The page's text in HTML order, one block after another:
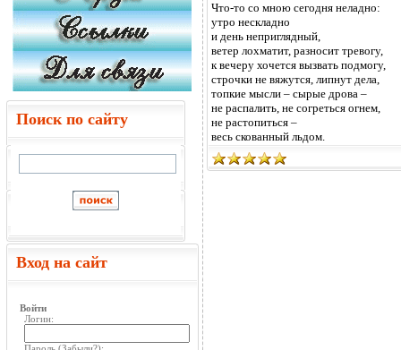
Поиск по сайту
Вход на сайт
Войти
Логин:
Что-то со мною сегодня неладно:
утро нескладно
и день неприглядный,
ветер лохматит, разносит тревогу,
к вечеру хочется вызвать подмогу,
строчки не вяжутся, липнут дела,
топкие мысли – сырые дрова –
не распалить, не согреться огнем,
не растопиться –
весь скованный льдом.